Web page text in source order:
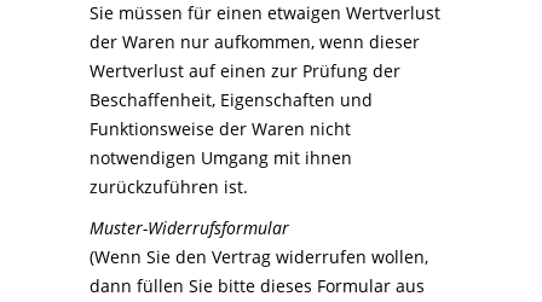
Sie müssen für einen etwaigen Wertverlust
der Waren nur aufkommen, wenn dieser
Wertverlust auf einen zur Prüfung der
Beschaffenheit, Eigenschaften und
Funktionsweise der Waren nicht
notwendigen Umgang mit ihnen
zurückzuführen ist.
Muster-Widerrufsformular
(Wenn Sie den Vertrag widerrufen wollen,
dann füllen Sie bitte dieses Formular aus